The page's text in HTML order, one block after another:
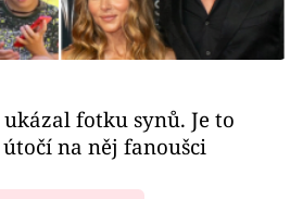
fotku synů. Je to
na něj fanoušci